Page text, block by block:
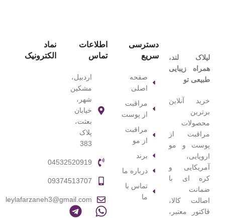
لیلاک‌ لند،
همراه زیبایی
طبیعی تو
خرید آنلاین
برترین
محصولات
مراقبت از
پوست و مو
اروپایی،
آمریکایی و
کره ای با
ضمانت
اصالت کالا،
فاکتور معتبر،
دسترسی
سریع
صفحه
اصلی
مراقبت
از پوست
مراقبت
از مو
برند
درباره ما
تماس با
ما
اطلاعات
تماس
اردبیل،
مشکین
شهر،
خیابان
بعثت،
پلاک
383
04532520919
09374513707
leylafarzaneh3@gmail.com
نماد
الکترونیک